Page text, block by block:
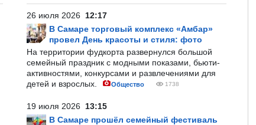
26 июля 2026 12:17
В Самаре торговый комплекс «Амбар»
провел День красоты и стиля: фото
На территории фудкорта развернулся большой
семейный праздник с модными показами, бьюти-
активностями, конкурсами и развлечениями для
детей и взрослых.
Общество 1738
19 июля 2026 13:15
В Самаре прошёл семейный фестиваль